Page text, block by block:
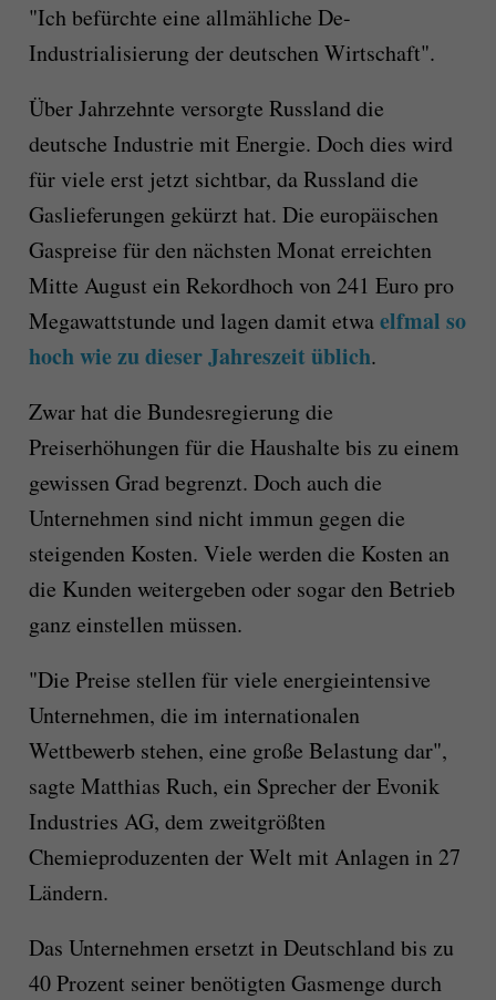
"Ich befürchte eine allmähliche De-
Industrialisierung der deutschen Wirtschaft".
Über Jahrzehnte versorgte Russland die
deutsche Industrie mit Energie. Doch dies wird
für viele erst jetzt sichtbar, da Russland die
Gaslieferungen gekürzt hat. Die europäischen
Gaspreise für den nächsten Monat erreichten
Mitte August ein Rekordhoch von 241 Euro pro
Megawattstunde und lagen damit etwaelfmal so
hoch wie zu dieser Jahreszeit üblich.
Zwar hat die Bundesregierung die
Preiserhöhungen für die Haushalte bis zu einem
gewissen Grad begrenzt. Doch auch die
Unternehmen sind nicht immun gegen die
steigenden Kosten. Viele werden die Kosten an
die Kunden weitergeben oder sogar den Betrieb
ganz einstellen müssen.
"Die Preise stellen für viele energieintensive
Unternehmen, die im internationalen
Wettbewerb stehen, eine große Belastung dar",
sagte Matthias Ruch, ein Sprecher der Evonik
Industries AG, dem zweitgrößten
Chemieproduzenten der Welt mit Anlagen in 27
Ländern.
Das Unternehmen ersetzt in Deutschland bis zu
40 Prozent seiner benötigten Gasmenge durch